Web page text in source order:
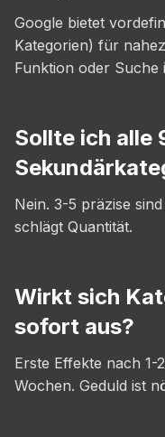
Google bietet
Kategorien) für
Funktion oder Suche
Sollte ich alle
Nein. 3-5 präzise
schlägt Quantität.
Wirkt sich
sofort aus?
Erste Effekte nach
Wochen. Geduld ist